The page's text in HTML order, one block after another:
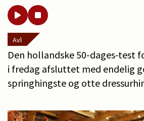
Avl
Den hollandske 50-dages-test
i fredag afsluttet med endelig
springhingste og otte